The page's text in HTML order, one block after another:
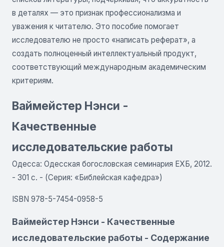
в деталях — это признак профессионализма и
уважения к читателю. Это пособие помогает
исследователю не просто «написать реферат», а
создать полноценный интеллектуальный продукт,
соответствующий международным академическим
критериям.
Ваймейстер Нэнси -
Качественные
исследовательские работы
Одесса: Одесская богословская семинария ЕХБ, 2012.
- 301 с. - (Серия: «Библейская кафедра»)
ISBN 978-5-7454-0958-5
Ваймейстер Нэнси - Качественные
исследовательские работы - Содержание